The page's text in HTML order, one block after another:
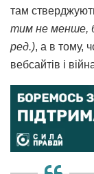
там
тим не менше,
ред.), а в тому,
вебсайтів і